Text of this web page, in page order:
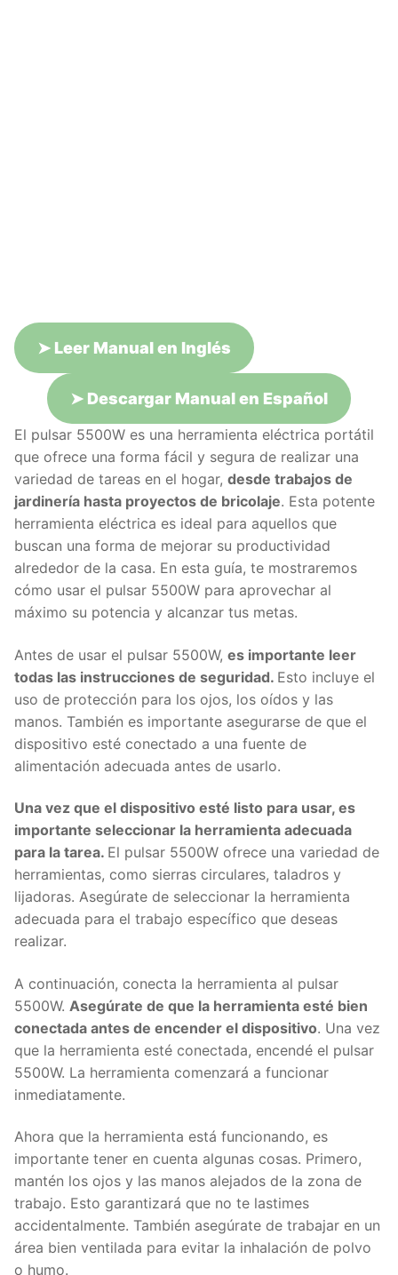
➤ Leer Manual en Inglés
➤ Descargar Manual en Español
El pulsar 5500W es una herramienta eléctrica portátil
que ofrece una forma fácil y segura de realizar una
variedad de tareas en el hogar, desde trabajos de
jardinería hasta proyectos de bricolaje. Esta potente
herramienta eléctrica es ideal para aquellos que
buscan una forma de mejorar su productividad
alrededor de la casa. En esta guía, te mostraremos
cómo usar el pulsar 5500W para aprovechar al
máximo su potencia y alcanzar tus metas.
Antes de usar el pulsar 5500W, es importante leer
todas las instrucciones de seguridad. Esto incluye el
uso de protección para los ojos, los oídos y las
manos. También es importante asegurarse de que el
dispositivo esté conectado a una fuente de
alimentación adecuada antes de usarlo.
Una vez que el dispositivo esté listo para usar, es
importante seleccionar la herramienta adecuada
para la tarea. El pulsar 5500W ofrece una variedad de
herramientas, como sierras circulares, taladros y
lijadoras. Asegúrate de seleccionar la herramienta
adecuada para el trabajo específico que deseas
realizar.
A continuación, conecta la herramienta al pulsar
5500W. Asegúrate de que la herramienta esté bien
conectada antes de encender el dispositivo. Una vez
que la herramienta esté conectada, encendé el pulsar
5500W. La herramienta comenzará a funcionar
inmediatamente.
Ahora que la herramienta está funcionando, es
importante tener en cuenta algunas cosas. Primero,
mantén los ojos y las manos alejados de la zona de
trabajo. Esto garantizará que no te lastimes
accidentalmente. También asegúrate de trabajar en un
área bien ventilada para evitar la inhalación de polvo
o humo.